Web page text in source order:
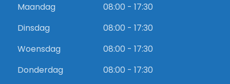
Maandag
08:00 - 17:30
Dinsdag
08:00 - 17:30
Woensdag
08:00 - 17:30
Donderdag
08:00 - 17:30